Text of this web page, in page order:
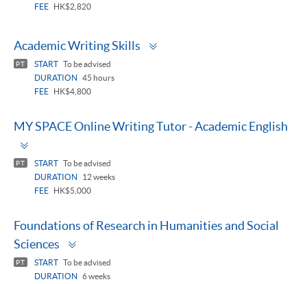
FEE
HK$2,820
Academic Writing Skills
PT START To be advised
DURATION
45 hours
FEE
HK$4,800
MY SPACE Online Writing Tutor - Academic English
PT START To be advised
DURATION
12 weeks
FEE
HK$5,000
Foundations of Research in Humanities and Social
Sciences
PT START To be advised
DURATION
6 weeks